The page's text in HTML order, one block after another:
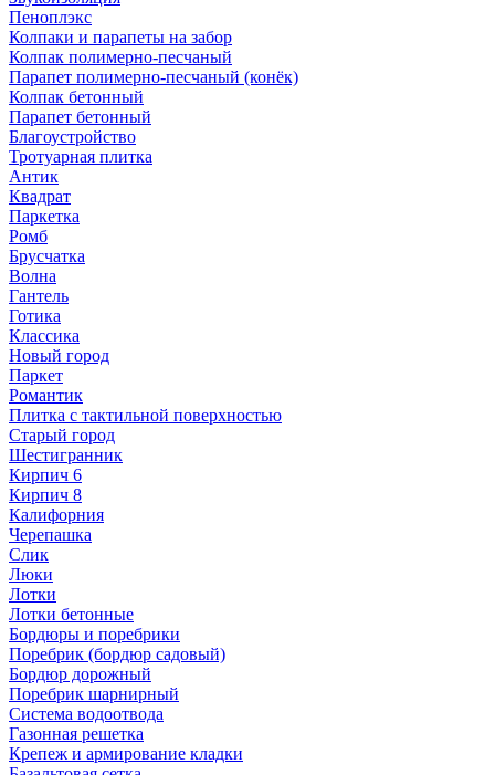
Пеноплэкс
Колпаки и парапеты на забор
Колпак полимерно-песчаный
Парапет полимерно-песчаный (конёк)
Колпак бетонный
Парапет бетонный
Благоустройство
Тротуарная плитка
Антик
Квадрат
Паркетка
Ромб
Брусчатка
Волна
Гантель
Готика
Классика
Новый город
Паркет
Романтик
Плитка с тактильной поверхностью
Старый город
Шестигранник
Кирпич 6
Кирпич 8
Калифорния
Черепашка
Слик
Люки
Лотки
Лотки бетонные
Бордюры и поребрики
Поребрик (бордюр садовый)
Бордюр дорожный
Поребрик шарнирный
Система водоотвода
Газонная решетка
Крепеж и армирование кладки